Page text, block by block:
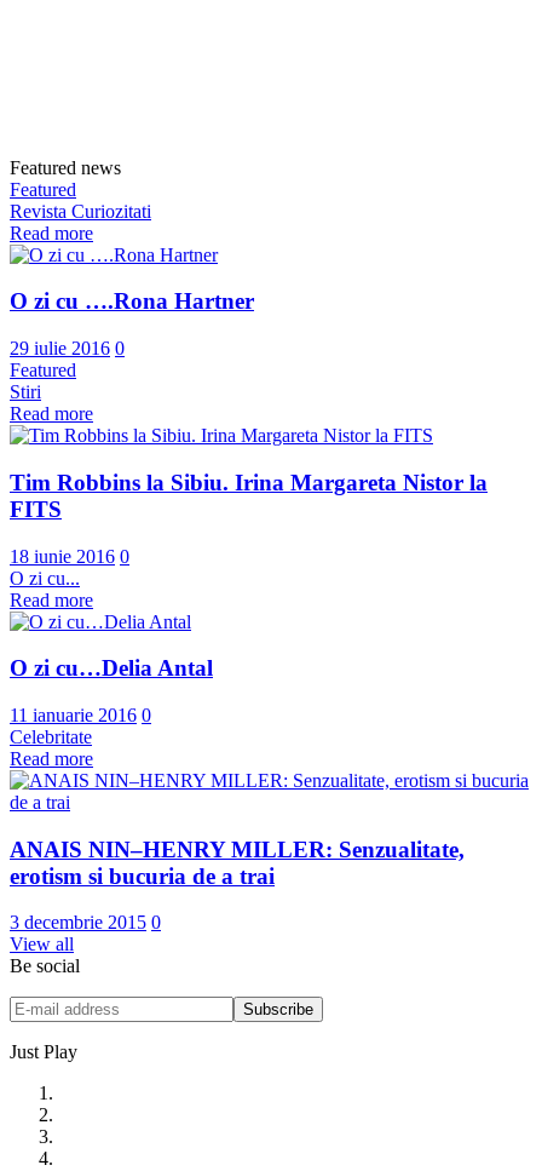
Featured news
Featured
Revista Curiozitati
Read more
O zi cu ….Rona Hartner
29 iulie 2016 0
Featured
Stiri
Read more
Tim Robbins la Sibiu. Irina Margareta Nistor la
FITS
18 iunie 2016 0
O zi cu...
Read more
O zi cu…Delia Antal
11 ianuarie 2016 0
Celebritate
Read more
ANAIS NIN–HENRY MILLER: Senzualitate,
erotism si bucuria de a trai
3 decembrie 2015 0
View all
Be social
Just Play